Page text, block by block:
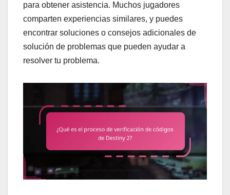
para obtener asistencia. Muchos jugadores
comparten experiencias similares, y puedes
encontrar soluciones o consejos adicionales de
solución de problemas que pueden ayudar a
resolver tu problema.